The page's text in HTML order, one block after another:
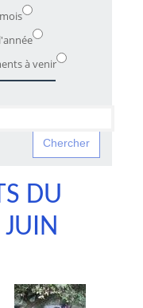
à venir
DU